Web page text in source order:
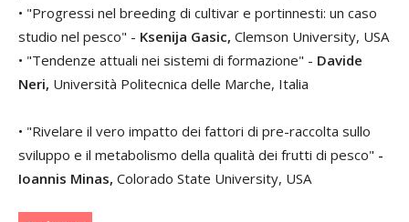
• "Progressi nel breeding di cultivar e portinnesti: un caso
studio nel pesco" - Ksenija Gasic, Clemson University, USA
• "Tendenze attuali nei sistemi di formazione" - Davide
Neri, Università Politecnica delle Marche, Italia
• "Rivelare il vero impatto dei fattori di pre-raccolta sullo
sviluppo e il metabolismo della qualità dei frutti di pesco" -
Ioannis Minas, Colorado State University, USA